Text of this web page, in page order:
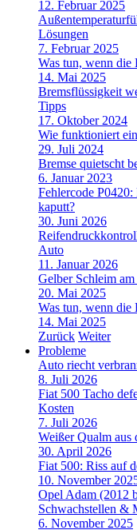
12. Februar 2025
Lösungen
7. Februar 2025
Was tun, wenn die
14. Mai 2025
Bremsflüssigkeit
Tipps
17. Oktober 2024
Wie funktioniert
29. Juli 2024
Bremse quietscht
6. Januar 2023
Fehlercode
kaputt?
30. Juni 2026
Auto
11. Januar 2026
Gelber Schleim
20. Mai 2025
Was tun, wenn die
14. Mai 2025
Zurück Weiter
Probleme
Auto riecht
8. Juli 2026
Fiat 500 Tacho
Kosten
7. Juli 2026
Weißer Qualm
30. April 2026
Fiat 500: Riss auf
10. November
Opel Adam (2012
Schwachstellen &
6. November 2025